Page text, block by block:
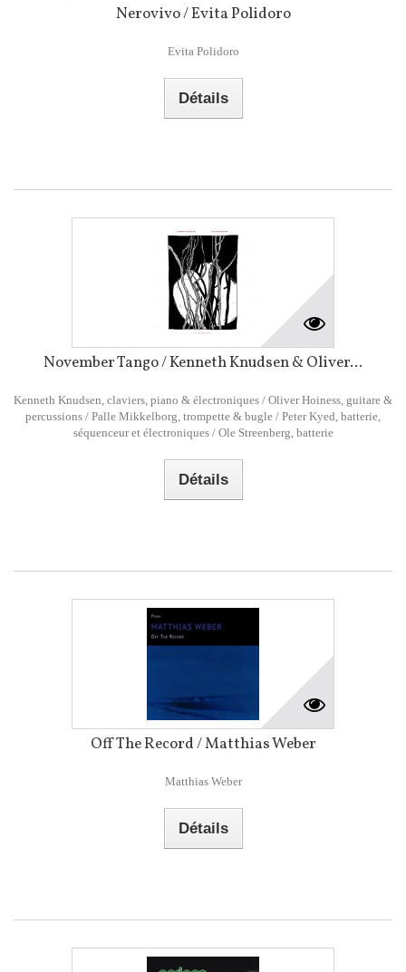
Nerovivo / Evita Polidoro
Evita Polidoro
Détails
November Tango / Kenneth Knudsen & Oliver...
Kenneth Knudsen, claviers, piano & électroniques / Oliver Hoiness, guitare &
percussions / Palle Mikkelborg, trompette & bugle / Peter Kyed, batterie,
séquenceur et électroniques / Ole Streenberg, batterie
Détails
Off The Record / Matthias Weber
Matthias Weber
Détails